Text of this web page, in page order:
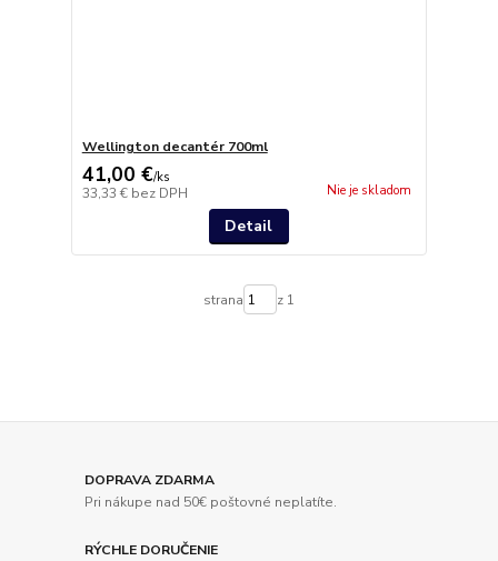
Wellington decantér 700ml
41,00 €/ks
33,33 € bez DPH Nie je skladom
Detail
strana z 1
DOPRAVA ZDARMA
Pri nákupe nad 50€ poštovné neplatíte.
RÝCHLE DORUČENIE